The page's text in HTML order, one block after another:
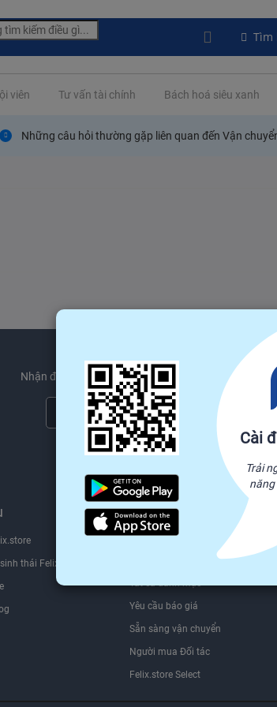
Tìm
viên Tư vấn tài chính Bách hoá siêu xanh
Những câu hỏi thường gặp liên quan đến Vận
Nhận được các sản phẩm mới nhất xu hướng và
Chúng tôi sẽ không bao giờ chia sẻ thông tin
thái Felix
Tìm nguồn hàng trên
Felix.store
Tất cả danh mục
Yêu cầu báo giá
Sẵn sàng vận chuyển
Người mua Đối tác
Felix.store Select
Cài
Trải
năng